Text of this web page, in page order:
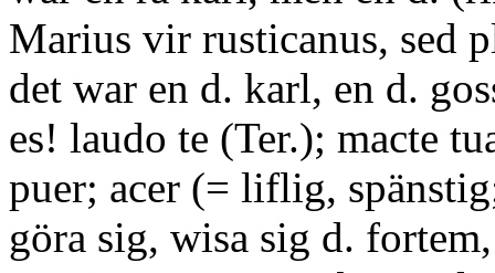
Marius vir rusticanus, sed
det war en d. karl, en d.
es! laudo te (Ter.); macte
puer; acer (= liflig,
göra sig, wisa sig d.